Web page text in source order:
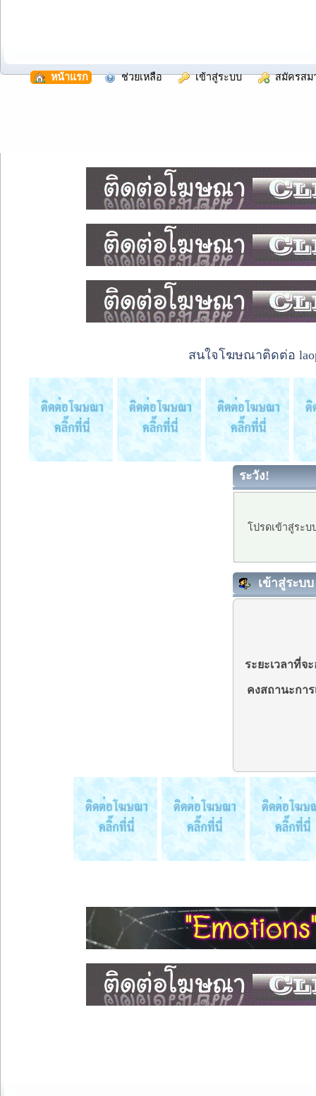
หน้าแรก ช่วยเหลือ เข้าสู่ระบบ สมัครสม
สนใจโฆษณาติดต่อ
ระวัง!
โปรดเข้าสู่ระ
เข้าสู่ระบบ
ระยะเวลาที่จ
คงสถานะกา